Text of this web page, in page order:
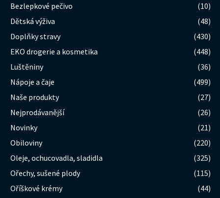
Bezlepkové pečivo
(10)
Dětská výživa
(48)
Doplňky stravy
(430)
EKO drogerie a kosmetika
(448)
Luštěniny
(36)
Nápoje a čaje
(499)
Naše produkty
(27)
Nejprodávanější
(26)
Novinky
(21)
Obiloviny
(220)
Oleje, ochucovadla, sladidla
(325)
Ořechy, sušené plody
(115)
Oříškové krémy
(44)